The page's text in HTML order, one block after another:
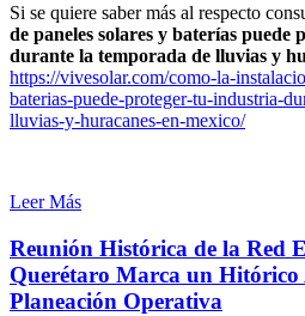
Si se quiere saber más al respecto
de paneles solares y baterías
durante la temporada de lluvias y
https://vivesolar.com/como-la-
baterias-puede-proteger-tu-industria-
lluvias-y-huracanes-en-mexico/
Leer Más
Reunión Histórica de la Red
Querétaro Marca un Hitórico
Planeación Operativa